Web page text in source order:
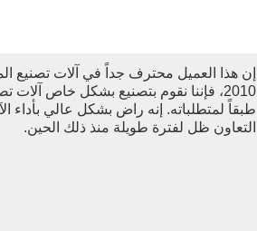
إن هذا العميل محترف جداً في آلات تصنيع
2010، فإننا نقوم بتصنيع بشكل خاص آلات
طبقاً لمتطلباته. إنه راض بشكل عالي بأداء
التعاون ظل لفترة طويلة منذ ذلك الحين.